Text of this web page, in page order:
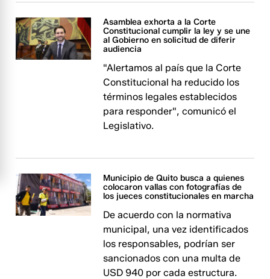
Asamblea exhorta a la Corte
Constitucional cumplir la ley y se une
al Gobierno en solicitud de diferir
audiencia
"Alertamos al país que la Corte
Constitucional ha reducido los
términos legales establecidos
para responder", comunicó el
Legislativo.
Municipio de Quito busca a quienes
colocaron vallas con fotografías de
los jueces constitucionales en marcha
De acuerdo con la normativa
municipal, una vez identificados
los responsables, podrían ser
sancionados con una multa de
USD 940 por cada estructura.